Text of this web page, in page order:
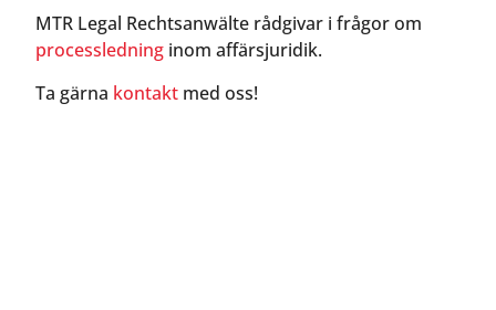
MTR Legal Rechtsanwälte rådgivar i frågor om
processledning inom affärsjuridik.
Ta gärna kontakt med oss!